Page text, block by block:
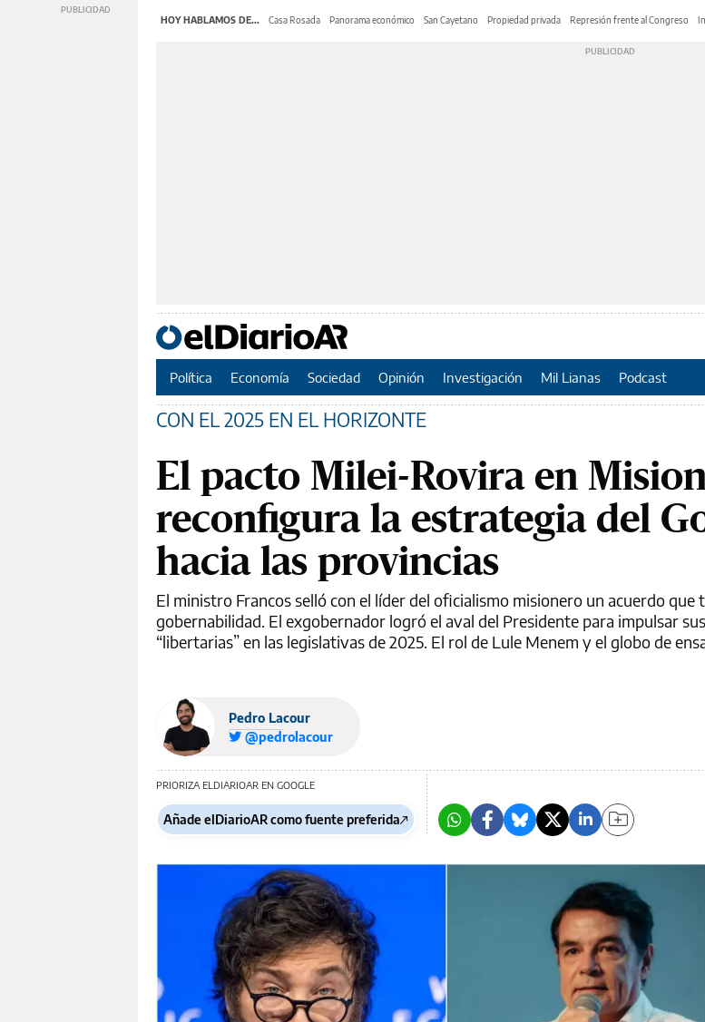
HOY HABLAMOS DE... Casa Rosada Panorama económico San Cayetano Propiedad privada Represión frente al Congreso
Política Economía Sociedad Opinión Investigación Mil Lianas Podcast
CON EL 2025 EN EL HORIZONTE
El pacto Milei-Rovira en
reconfigura la estrategia del
hacia las provincias
El ministro Francos selló con el líder del oficialismo misionero un acuerdo que
gobernabilidad. El exgobernador logró el aval del Presidente para impulsar
“libertarias” en las legislativas de 2025. El rol de Lule Menem y el globo de
Pedro Lacour
@pedrolacour
PRIORIZA ELDIARIOAR EN GOOGLE
Añade elDiarioAR como fuente preferida